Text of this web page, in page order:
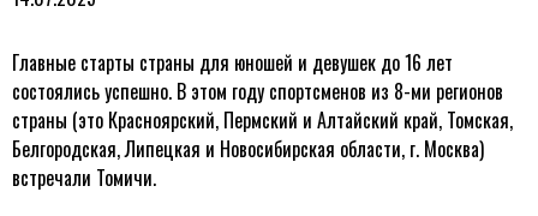
Главные старты страны для юношей и девушек до 16 лет
состоялись успешно. В этом году спортсменов из 8-ми регионов
страны (это Красноярский, Пермский и Алтайский край, Томская,
Белгородская, Липецкая и Новосибирская области, г. Москва)
встречали Томичи.